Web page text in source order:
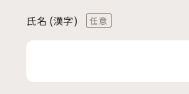
氏名 (漢字) 任意